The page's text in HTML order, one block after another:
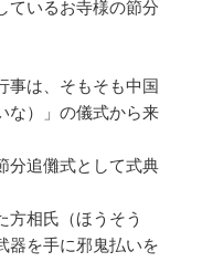
ているお寺様の節分
事は、そもそも中国
な）」の儀式から来
分追儺式として式典
方相氏（ほうそう
器を手に邪鬼払いを